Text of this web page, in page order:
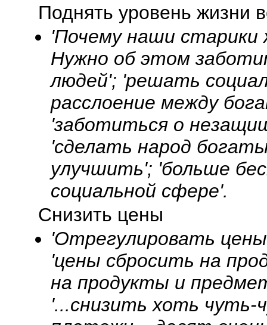
Поднять уровень жизни
'Почему наши
Нужно об этом
людей'; 'решать
расслоение между
'заботиться о
'сделать народ
улучшить'; 'больше
социальной сфере'.
Снизить цены
'Отрегулировать
'цены сбросить на
на продукты и
'...снизить хоть